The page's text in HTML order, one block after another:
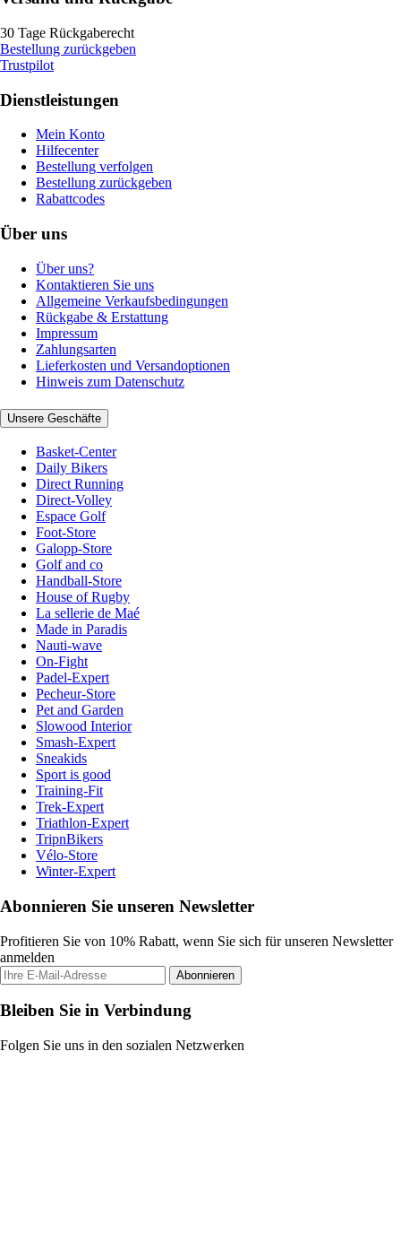
30 Tage Rückgaberecht
Bestellung zurückgeben
Trustpilot
Dienstleistungen
Mein Konto
Hilfecenter
Bestellung verfolgen
Bestellung zurückgeben
Rabattcodes
Über uns
Über uns?
Kontaktieren Sie uns
Allgemeine Verkaufsbedingungen
Rückgabe & Erstattung
Impressum
Zahlungsarten
Lieferkosten und Versandoptionen
Hinweis zum Datenschutz
Unsere Geschäfte
Basket-Center
Daily Bikers
Direct Running
Direct-Volley
Espace Golf
Foot-Store
Galopp-Store
Golf and co
Handball-Store
House of Rugby
La sellerie de Maé
Made in Paradis
Nauti-wave
On-Fight
Padel-Expert
Pecheur-Store
Pet and Garden
Slowood Interior
Smash-Expert
Sneakids
Sport is good
Training-Fit
Trek-Expert
Triathlon-Expert
TripnBikers
Vélo-Store
Winter-Expert
Abonnieren Sie unseren Newsletter
Profitieren Sie von 10% Rabatt, wenn Sie sich für unseren Newsletter
anmelden
Abonnieren
Bleiben Sie in Verbindung
Folgen Sie uns in den sozialen Netzwerken